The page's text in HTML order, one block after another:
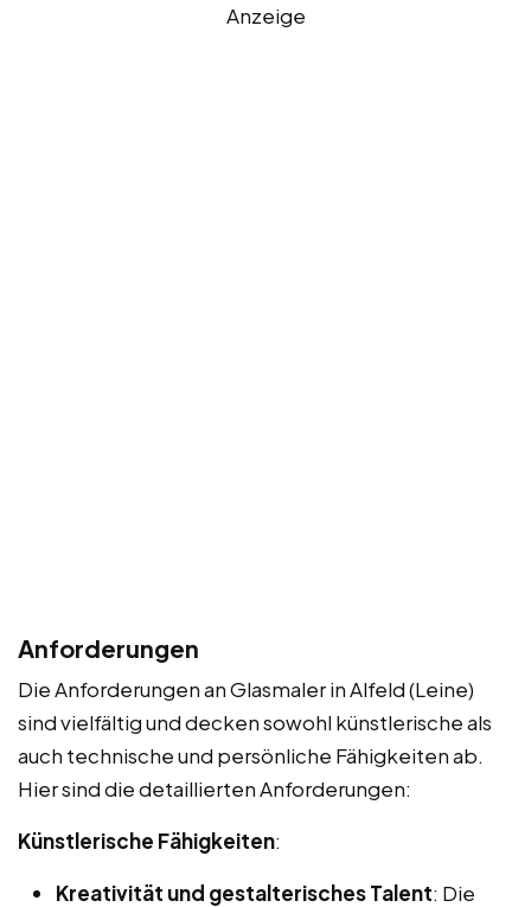
Anzeige
Anforderungen
Die Anforderungen an Glasmaler in Alfeld (Leine)
sind vielfältig und decken sowohl künstlerische als
auch technische und persönliche Fähigkeiten ab.
Hier sind die detaillierten Anforderungen:
Künstlerische Fähigkeiten:
Kreativität und gestalterisches Talent: Die